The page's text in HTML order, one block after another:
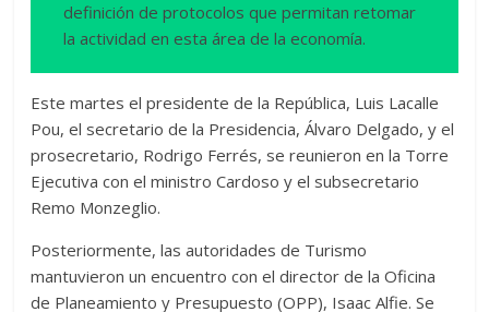
definición de protocolos que permitan retomar
la actividad en esta área de la economía.
Este martes el presidente de la República, Luis Lacalle
Pou, el secretario de la Presidencia, Álvaro Delgado, y el
prosecretario, Rodrigo Ferrés, se reunieron en la Torre
Ejecutiva con el ministro Cardoso y el subsecretario
Remo Monzeglio.
Posteriormente, las autoridades de Turismo
mantuvieron un encuentro con el director de la Oficina
de Planeamiento y Presupuesto (OPP), Isaac Alfie. Se